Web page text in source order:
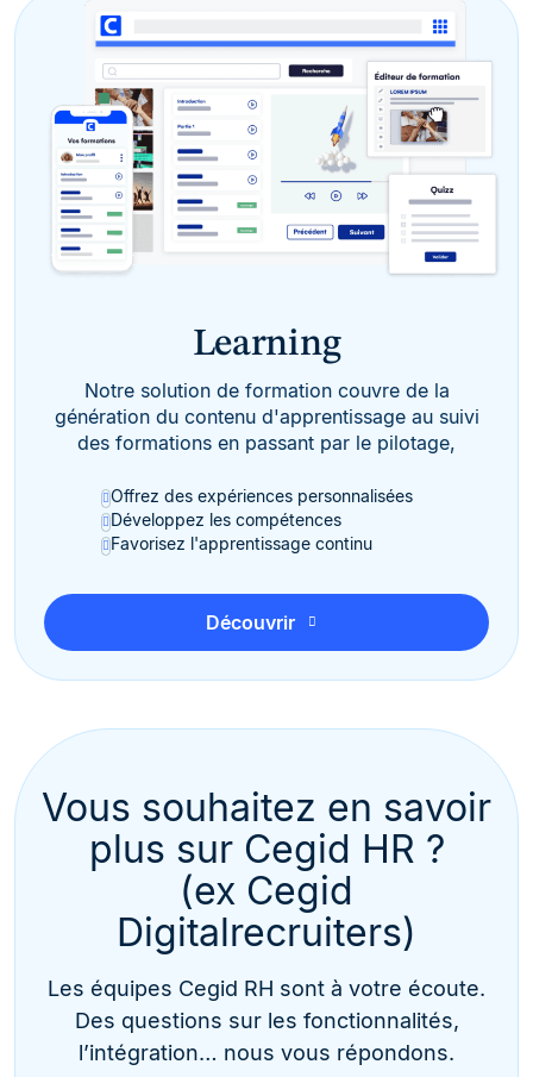
Learning
Notre solution de formation couvre de la
génération du contenu d'apprentissage au suivi
des formations en passant par le pilotage,
Offrez des expériences personnalisées
Développez les compétences
Favorisez l'apprentissage continu
Découvrir
Vous souhaitez en savoir
plus sur Cegid HR ?
(ex Cegid
Digitalrecruiters)
Les équipes Cegid RH sont à votre écoute.
Des questions sur les fonctionnalités,
l’intégration… nous vous répondons.